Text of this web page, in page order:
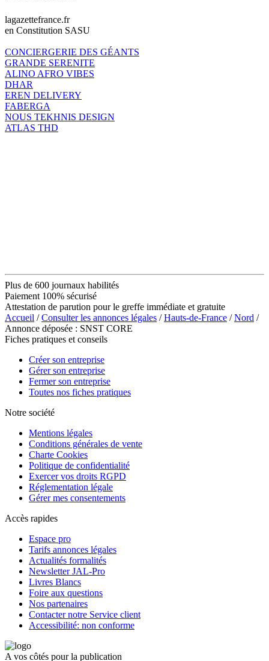
lagazettefrance.fr
en Constitution SASU
CONCIERGERIE DES GÉANTS
GRANDE SERENITE
ALINO AFRO VIBES
DHAR
EREN DELIVERY
FABERGA
NOUS TEKHNIS DESIGN
ATLAS THD
Plus de 600 journaux habilités
Paiement 100% sécurisé
Attestation de parution pour le greffe immédiate et gratuite
Accueil /Consulter les annonces légales /Hauts-de-France /Nord /
Annonce déposée : SNST CORE
Fiches pratiques et conseils
Créer son entreprise
Gérer son entreprise
Fermer son entreprise
Toutes nos fiches pratiques
Notre société
Mentions légales
Conditions générales de vente
Charte Cookies
Politique de confidentialité
Exercer vos droits RGPD
Réglementation légale
Gérer mes consentements
Accès rapides
Espace pro
Tarifs annonces légales
Actualités formalités
Newsletter JAL-Pro
Livres Blancs
Foire aux questions
Nos partenaires
Contacter notre Service client
Accessibilité: non conforme
A vos côtés pour la publication